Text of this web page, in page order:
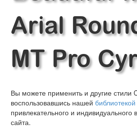
Arial
MT Pro
Вы можете применить и другие стили
воспользовавшись нашей
привлекательного и
сайта.